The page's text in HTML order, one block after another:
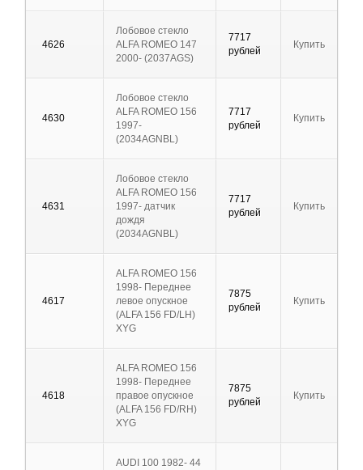
4626
Лобовое стекло
ALFA ROMEO 147
2000- (2037AGS)
7717
рублей
Купить
4630
Лобовое стекло
ALFA ROMEO 156
1997-
(2034AGNBL)
7717
рублей
Купить
4631
Лобовое стекло
ALFA ROMEO 156
1997- датчик
дождя
(2034AGNBL)
7717
рублей
Купить
4617
ALFA ROMEO 156
1998- Переднее
левое опускное
(ALFA 156 FD/LH)
XYG
7875
рублей
Купить
4618
ALFA ROMEO 156
1998- Переднее
правое опускное
(ALFA 156 FD/RH)
XYG
7875
рублей
Купить
AUDI 100 1982- 44